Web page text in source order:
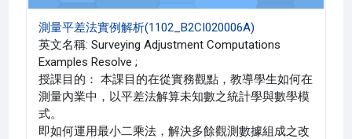
測量平差法實例解析(1102_B2CI020006A)
英文名稱: Surveying Adjustment Computations
Examples Resolve ;
授課目的： 本課目的在從實務觀點，教導學生如何在
測量內業中，以平差法解算未知數之統計學與數學模
式。
即如何運用最小二乘法，解決多餘觀測數據組成之改